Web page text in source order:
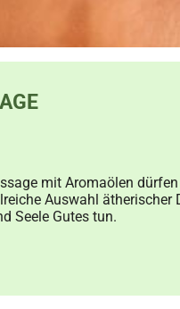
mit Aromaölen
Auswahl
Seele Gutes tun.